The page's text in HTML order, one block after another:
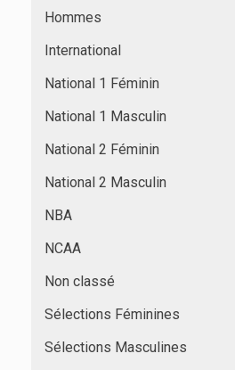
Hommes
International
National 1 Féminin
National 1 Masculin
National 2 Féminin
National 2 Masculin
NBA
NCAA
Non classé
Sélections Féminines
Sélections Masculines